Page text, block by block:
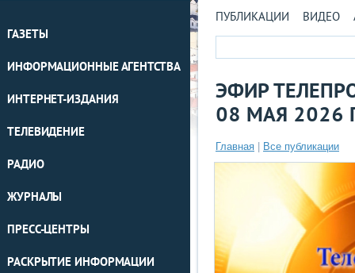
ГАЗЕТЫ
ИНФОРМАЦИОННЫЕ АГЕНТСТВА
ИНТЕРНЕТ-ИЗДАНИЯ
ТЕЛЕВИДЕНИЕ
РАДИО
ЖУРНАЛЫ
ПРЕСС-ЦЕНТРЫ
РАСКРЫТИЕ ИНФОРМАЦИИ
ПУБЛИКАЦИИ ВИДЕО
ЭФИР
08 МАЯ 2026
Главная Все публикации